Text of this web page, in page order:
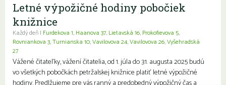
Letné výpožičné hodiny pobočiek
knižnice
Každý deň | Furdekova 1, Haanova 37, Lietavská 16, Prokofievova 5,
Rovniankova 3,Turnianska 10,Vavilovova 24,Vavilovova 26,Vyšehradská
27
Vážené čitateľky, vážení čitatelia, od 1. júla do 31. augusta 2025 budú
vo všetkých pobočkách petržalskej knižnice platiť letné výpožičné